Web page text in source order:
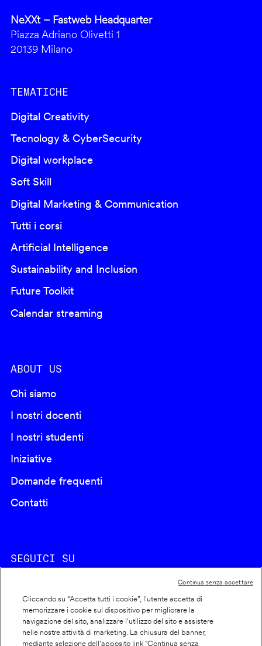
NeXXt – Fastweb Headquarter
Piazza Adriano Olivetti 1
20139 Milano
TEMATICHE
Digital Creativity
Tecnology & CyberSecurity
Digital workplace
Soft Skill
Digital Marketing & Communication
Tutti i corsi
Artificial Intelligence
Sustainability and Inclusion
Future Toolkit
Calendar streaming
ABOUT US
Chi siamo
I nostri docenti
I nostri studenti
Iniziative
Domande frequenti
Contatti
SEGUICI SU
Cookie policy
Cliccando su “Accetta tutti i cookie”, l'utente accetta di
memorizzare i cookie sul dispositivo per migliorare la
navigazione del sito, analizzare l'utilizzo del sito e assistere
nelle nostre attività di marketing. La chiusura del banner,
mediante selezione dell’apposito link "Continua senza
Continua senza accettare